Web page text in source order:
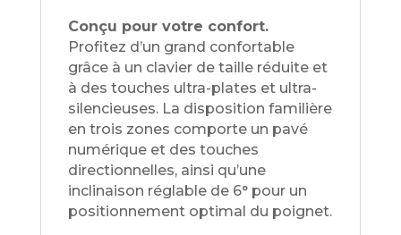
Conçu pour votre confort.
Profitez d’un grand confortable
grâce à un clavier de taille réduite et
à des touches ultra-plates et ultra-
silencieuses. La disposition familière
en trois zones comporte un pavé
numérique et des touches
directionnelles, ainsi qu’une
inclinaison réglable de 6° pour un
positionnement optimal du poignet.